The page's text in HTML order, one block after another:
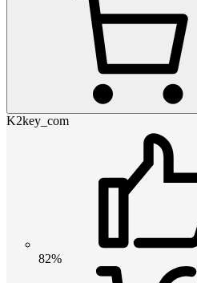
K2key_com
82%